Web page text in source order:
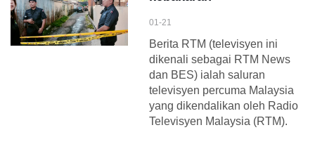
01-21
Berita RTM (televisyen ini
dikenali sebagai RTM News
dan BES) ialah saluran
televisyen percuma Malaysia
yang dikendalikan oleh Radio
Televisyen Malaysia (RTM).